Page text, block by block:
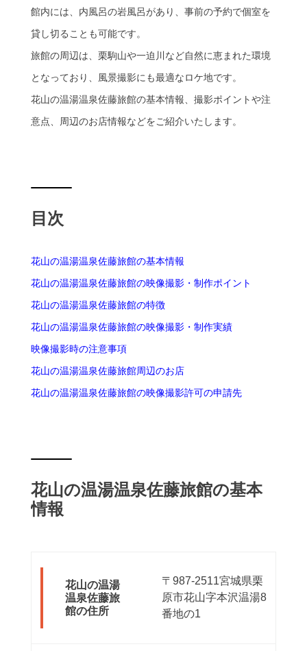
館内には、内風呂の岩風呂があり、事前の予約で個室を
貸し切ることも可能です。
旅館の周辺は、栗駒山や一迫川など自然に恵まれた環境
となっており、風景撮影にも最適なロケ地です。
花山の温湯温泉佐藤旅館の基本情報、撮影ポイントや注
意点、周辺のお店情報などをご紹介いたします。
目次
花山の温湯温泉佐藤旅館の基本情報
花山の温湯温泉佐藤旅館の映像撮影・制作ポイント
花山の温湯温泉佐藤旅館の特徴
花山の温湯温泉佐藤旅館の映像撮影・制作実績
映像撮影時の注意事項
花山の温湯温泉佐藤旅館周辺のお店
花山の温湯温泉佐藤旅館の映像撮影許可の申請先
花山の温湯温泉佐藤旅館の基本
情報
花山の温湯
温泉佐藤旅
館の住所
〒987-2511宮城県栗
原市花山字本沢温湯8
番地の1